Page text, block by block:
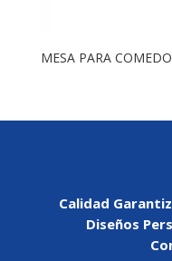
MESA PARA
Calidad
Diseños